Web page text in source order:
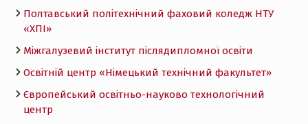
Полтавський політехнічний фаховий коледж НТУ
«ХПI»
Міжгалузевий інститут післядипломної освіти
Освітній центр «Німецький технічний факультет»
Європейський освітньо-науково технологічний
центр